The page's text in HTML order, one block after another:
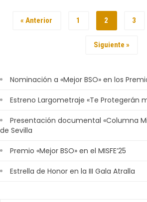
« Anterior 1 2 3
Siguiente »
Nominación a «Mejor BSO» en los
Estreno Largometraje «Te Protegerán
Presentación documental «Columna
de Sevilla
Premio «Mejor BSO» en el MISFE’25
Estrella de Honor en la III Gala Atralla